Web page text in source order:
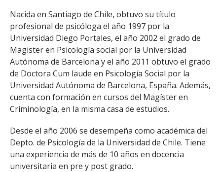
BIBLIOTECA
ADMISIÓN
ESTUDIANTES
ACADÉMICOS
FUNCIONARIOS
EGRESADOS
Nacida en Santiago de Chile, obtuvo su título
profesional de psicóloga el año 1997 por la
Universidad Diego Portales, el año 2002 el grado de
Magister en Psicología social por la Universidad
Autónoma de Barcelona y el año 2011 obtuvo el grado
de Doctora Cum laude en Psicología Social por la
Universidad Autónoma de Barcelona, España. Además,
cuenta con formación en cursos del Magíster en
Criminología, en la misma casa de estudios.
Desde el año 2006 se desempeña como académica del
Depto. de Psicología de la Universidad de Chile. Tiene
una experiencia de más de 10 años en docencia
universitaria en pre y post grado.